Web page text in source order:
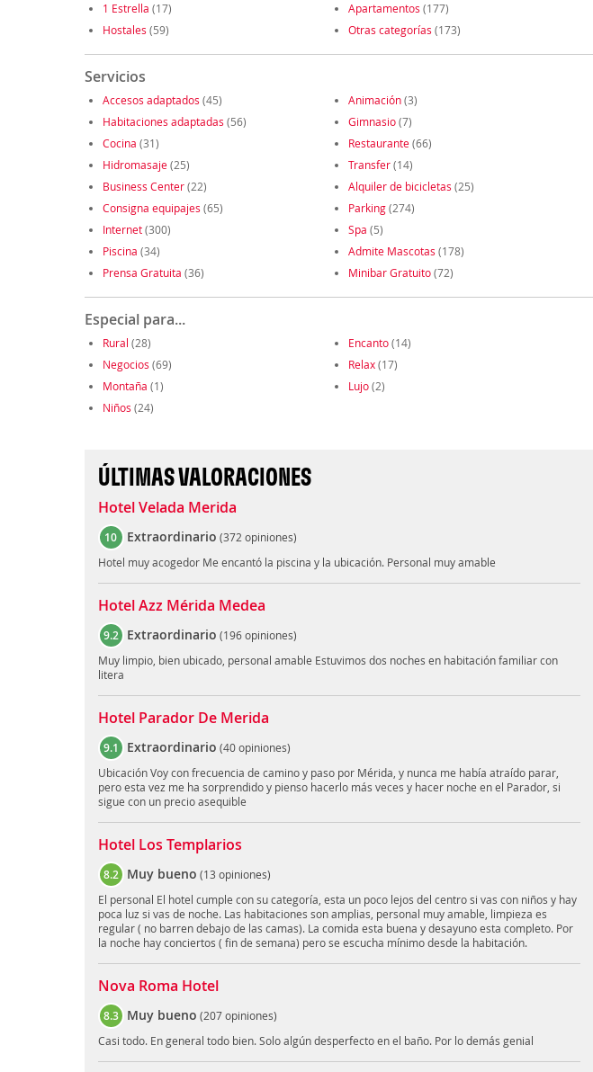
1 Estrella (17) Apartamentos (177)
Hostales (59) Otras categorías (173)
Servicios
Accesos adaptados (45) Animación(3)
Habitaciones adaptadas (56) Gimnasio(7)
Cocina (31) Restaurante(66)
Hidromasaje(25) Transfer(14)
Business Center(22) Alquiler de bicicletas (25)
Consigna equipajes (65) Parking(274)
Internet(300) Spa (5)
Piscina (34) Admite Mascotas (178)
Prensa Gratuita (36) Minibar Gratuito(72)
Especial para...
Rural (28) Encanto(14)
Negocios (69) Relax(17)
Montaña (1) Lujo(2)
Niños (24)
ÚLTIMAS VALORACIONES
Hotel Velada Merida
10 Extraordinario (372 opiniones)
Hotel muy acogedor Me encantó la piscina y la ubicación. Personal muy amable
Hotel Azz Mérida Medea
9.2 Extraordinario (196 opiniones)
Muy limpio, bien ubicado, personal amable Estuvimos dos noches en habitación familiar con
litera
Hotel Parador De Merida
9.1 Extraordinario (40 opiniones)
Ubicación Voy con frecuencia de camino y paso por Mérida, y nunca me había atraído parar,
pero esta vez me ha sorprendido y pienso hacerlo más veces y hacer noche en el Parador, si
sigue con un precio asequible
Hotel Los Templarios
8.2 Muy bueno (13 opiniones)
El personal El hotel cumple con su categoría, esta un poco lejos del centro si vas con niños y hay
poca luz si vas de noche. Las habitaciones son amplias, personal muy amable, limpieza es
regular ( no barren debajo de las camas). La comida esta buena y desayuno esta completo. Por
la noche hay conciertos ( fin de semana) pero se escucha mínimo desde la habitación.
Nova Roma Hotel
8.3 Muy bueno (207 opiniones)
Casi todo. En general todo bien. Solo algún desperfecto en el baño. Por lo demás genial